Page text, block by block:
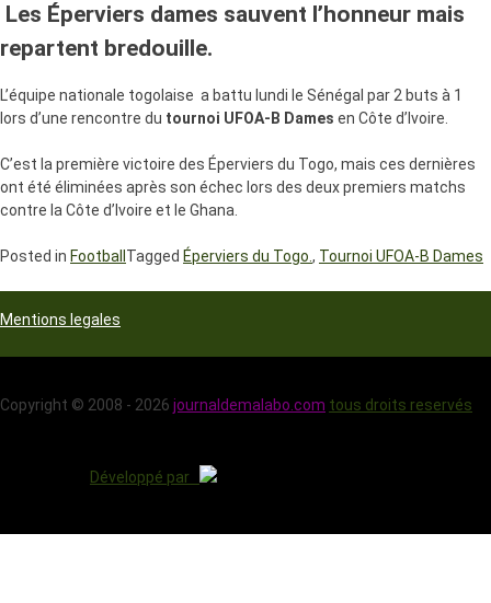
Les Éperviers dames sauvent l’honneur mais
repartent bredouille.
L’équipe nationale togolaise a battu lundi le Sénégal par 2 buts à 1
lors d’une rencontre du tournoi UFOA-B Dames en Côte d’Ivoire.
C’est la première victoire des Éperviers du Togo, mais ces dernières
ont été éliminées après son échec lors des deux premiers matchs
contre la Côte d’Ivoire et le Ghana.
Posted in Football Tagged Éperviers du Togo., Tournoi UFOA-B Dames
Mentions legales
Copyright © 2008 - 2026 journaldemalabo.com tous droits reservés
Développé par